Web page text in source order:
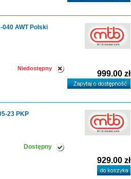
AWT Polski
Niedostępny
999.00 zł
23 PKP
Dostępny
929.00 zł